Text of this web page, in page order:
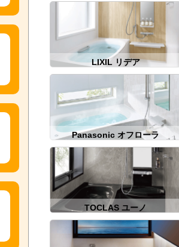
LIXIL リデア
Panasonic オフローラ
TOCLAS ユーノ